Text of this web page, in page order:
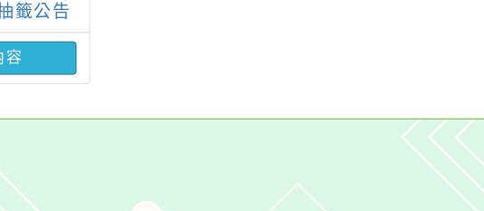
籤公告
容